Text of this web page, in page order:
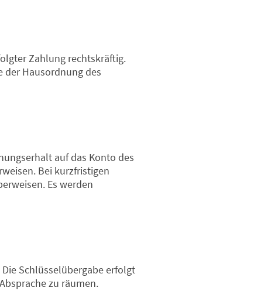
Zahlung rechtskräftig.
der Hausordnung des
auf das Konto des
Bei kurzfristigen
Es werden
Schlüsselübergabe erfolgt
zu räumen.